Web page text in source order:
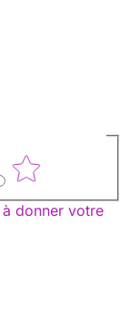
donner votre